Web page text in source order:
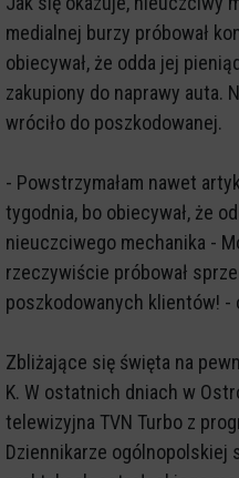
medialnej burzy próbował
obiecywał, że odda jej
zakupiony do naprawy auta.
wróciło do poszkodowanej.
- Powstrzymałam nawet
tygodnia, bo obiecywał, że
nieuczciwego mechanika -
rzeczywiście próbował
poszkodowanych klientów! -
Zbliżające się święta na
K. W ostatnich dniach w
telewizyjna TVN Turbo z
Dziennikarze ogólnopolskiej